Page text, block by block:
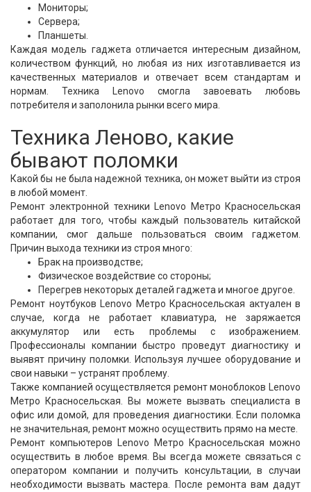
Мониторы;
Сервера;
Планшеты.
Каждая модель гаджета отличается интересным дизайном,
количеством функций, но любая из них изготавливается из
качественных материалов и отвечает всем стандартам и
нормам. Техника Lenovo смогла завоевать любовь
потребителя и заполонила рынки всего мира.
Техника Леново, какие
бывают поломки
Какой бы не была надежной техника, он может выйти из строя
в любой момент.
Ремонт электронной техники Lenovo Метро Красносельская
работает для того, чтобы каждый пользователь китайской
компании, смог дальше пользоваться своим гаджетом.
Причин выхода техники из строя много:
Брак на производстве;
Физическое воздействие со стороны;
Перегрев некоторых деталей гаджета и многое другое.
Ремонт ноутбуков Lenovo Метро Красносельская актуален в
случае, когда не работает клавиатура, не заряжается
аккумулятор или есть проблемы с изображением.
Профессионалы компании быстро проведут диагностику и
выявят причину поломки. Используя лучшее оборудование и
свои навыки – устранят проблему.
Также компанией осуществляется ремонт моноблоков Lenovo
Метро Красносельская. Вы можете вызвать специалиста в
офис или домой, для проведения диагностики. Если поломка
не значительная, ремонт можно осуществить прямо на месте.
Ремонт компьютеров Lenovo Метро Красносельская можно
осуществить в любое время. Вы всегда можете связаться с
оператором компании и получить консультации, в случаи
необходимости вызвать мастера. После ремонта вам дадут